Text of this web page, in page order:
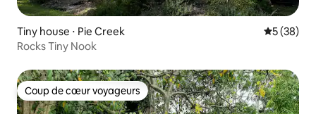
Tiny house ⋅ Pie Creek
5 (38)
Rocks Tiny Nook
Coup de cœur voyageurs
Coup de cœur voyageurs